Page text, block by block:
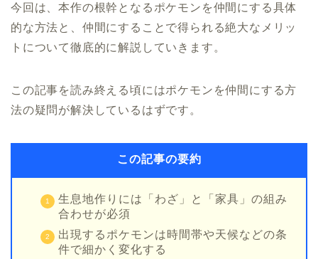
今回は、本作の根幹となるポケモンを仲間にする具体
的な方法と、仲間にすることで得られる絶大なメリッ
トについて徹底的に解説していきます。
この記事を読み終える頃にはポケモンを仲間にする方
法の疑問が解決しているはずです。
この記事の要約
生息地作りには「わざ」と「家具」の組み
合わせが必須
出現するポケモンは時間帯や天候などの条
件で細かく変化する